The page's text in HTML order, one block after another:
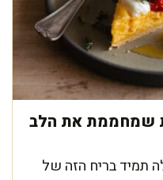
שמחממת את הלב
תמיד בריח הזה של